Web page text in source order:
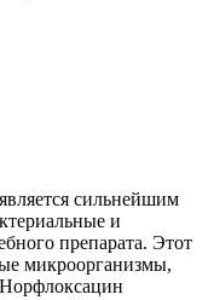
сильнейшим
и
препарата. Этот
микроорганизмы,